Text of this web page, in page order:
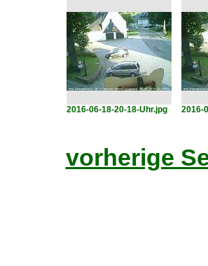
2016-06-18-20-18-Uhr.jpg 2016-
vorherige